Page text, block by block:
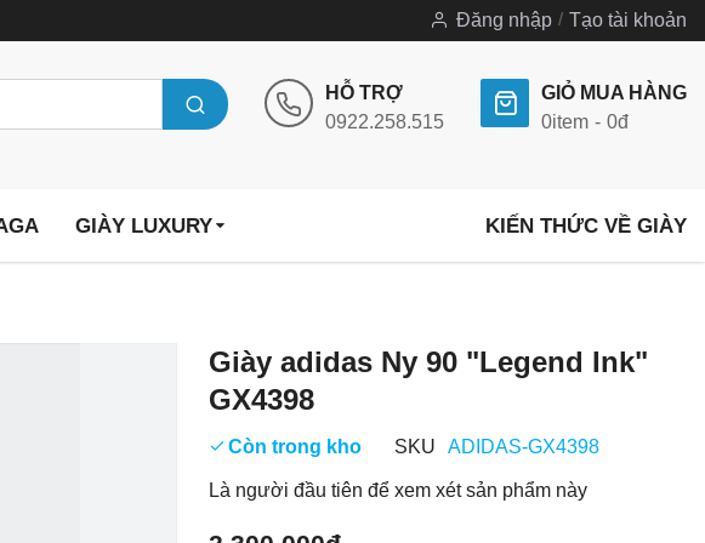
Đăng nhập Tạo tài khoản
HỖ TRỢ
0922.258.515
GIỎ MUA HÀNG
0item 0đ
GIÀY LUXURY KIẾN THỨC VỀ GIÀY
Giày adidas Ny 90 "Legend Ink"
GX4398
Còn trong kho SKU ADIDAS-GX4398
Là người đầu tiên để xem xét sản phẩm này
Chuyển
phần